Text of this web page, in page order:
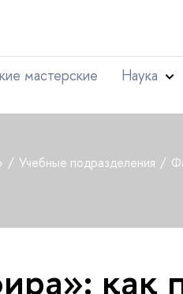
мастерские Наука
Учебные подразделения
как